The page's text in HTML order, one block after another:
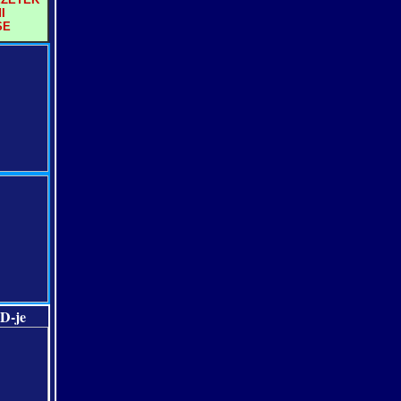
je